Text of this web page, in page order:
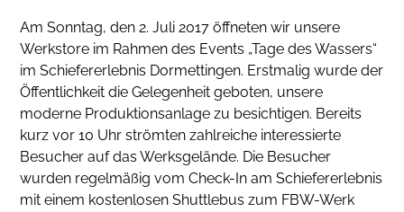
Am Sonntag, den 2. Juli 2017 öffneten wir unsere
Werkstore im Rahmen des Events „Tage des Wassers“
im Schiefererlebnis Dormettingen. Erstmalig wurde der
Öffentlichkeit die Gelegenheit geboten, unsere
moderne Produktionsanlage zu besichtigen. Bereits
kurz vor 10 Uhr strömten zahlreiche interessierte
Besucher auf das Werksgelände. Die Besucher
wurden regelmäßig vom Check-In am Schiefererlebnis
mit einem kostenlosen Shuttlebus zum FBW-Werk